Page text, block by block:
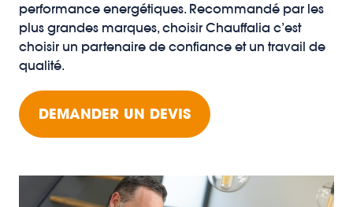
performance energétiques. Recommandé par les
plus grandes marques, choisir Chauffalia c’est
choisir un partenaire de confiance et un travail de
qualité.
DEMANDER UN DEVIS